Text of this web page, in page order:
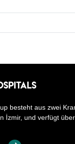
besteht aus zwei
İzmir, und verfügt